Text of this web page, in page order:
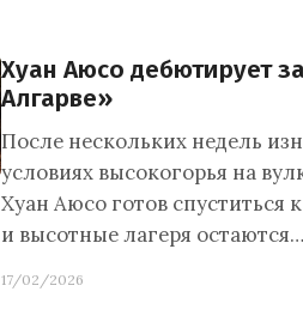
Хуан Аюсо дебютирует
Алгарве»
После нескольких недель
условиях высокогорья на
Хуан Аюсо готов
и высотные лагеря остаются…
17/02/2026